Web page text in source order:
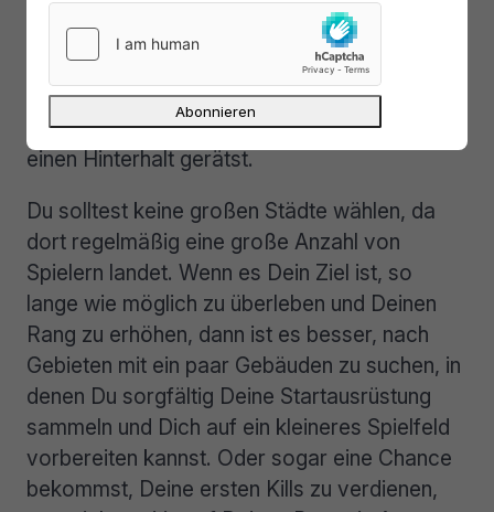
einer ungünstigen Situation wiederzufinden,
wenn Du Dich schnell in einen sicheren Kreis
begeben musst, in dem sich bereits Spieler
befinden, und Du dadurch möglicherweise in
einen Hinterhalt gerätst.
Du solltest keine großen Städte wählen, da
dort regelmäßig eine große Anzahl von
Spielern landet. Wenn es Dein Ziel ist, so
lange wie möglich zu überleben und Deinen
Rang zu erhöhen, dann ist es besser, nach
Gebieten mit ein paar Gebäuden zu suchen, in
denen Du sorgfältig Deine Startausrüstung
sammeln und Dich auf ein kleineres Spielfeld
vorbereiten kannst. Oder sogar eine Chance
bekommst, Deine ersten Kills zu verdienen,